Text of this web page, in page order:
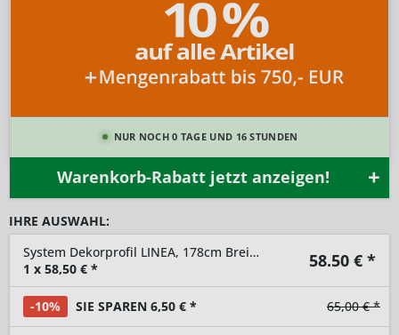
NUR NOCH 0 TAGE UND 16 STUNDEN
Warenkorb-Rabatt jetzt anzeigen!
IHRE AUSWAHL:
System Dekorprofil LINEA, 178cm Breite, Silber
1 x 58,50 € * 58.50 € *
-10% SIE SPAREN 6,50 € * 65,00 € *